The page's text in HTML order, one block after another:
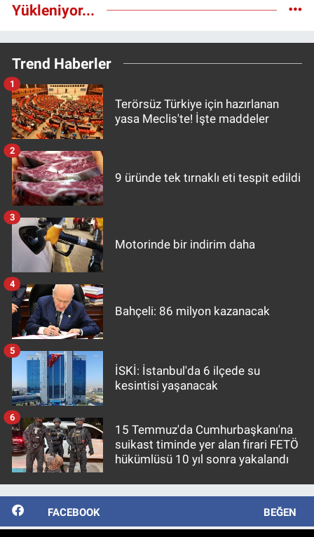
Yükleniyor...
Trend Haberler
Terörsüz Türkiye için hazırlanan
yasa Meclis'te! İşte maddeler
1
9 üründe tek tırnaklı eti tespit edildi
2
Motorinde bir indirim daha
3
Bahçeli: 86 milyon kazanacak
4
İSKİ: İstanbul'da 6 ilçede su
kesintisi yaşanacak
5
15 Temmuz'da Cumhurbaşkanı'na
suikast timinde yer alan firari FETÖ
hükümlüsü 10 yıl sonra yakalandı
6
FACEBOOK BEĞEN